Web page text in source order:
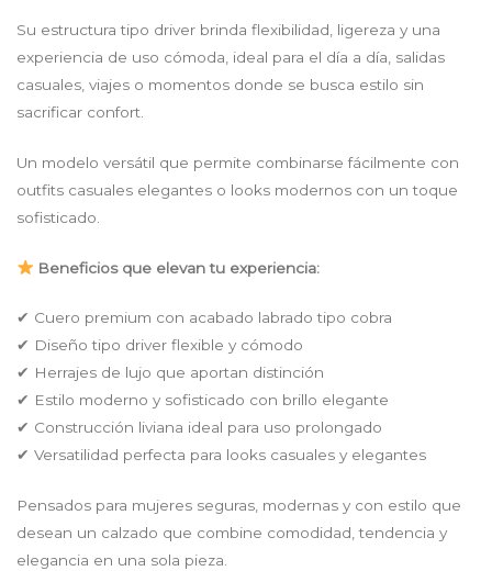
Su estructura tipo driver brinda flexibilidad, ligereza y una
experiencia de uso cómoda, ideal para el día a día, salidas
casuales, viajes o momentos donde se busca estilo sin
sacrificar confort.
Un modelo versátil que permite combinarse fácilmente con
outfits casuales elegantes o looks modernos con un toque
sofisticado.
Beneficios que elevan tu experiencia:
✔ Cuero premium con acabado labrado tipo cobra
✔ Diseño tipo driver flexible y cómodo
✔ Herrajes de lujo que aportan distinción
✔ Estilo moderno y sofisticado con brillo elegante
✔ Construcción liviana ideal para uso prolongado
✔ Versatilidad perfecta para looks casuales y elegantes
Pensados para mujeres seguras, modernas y con estilo que
desean un calzado que combine comodidad, tendencia y
elegancia en una sola pieza.